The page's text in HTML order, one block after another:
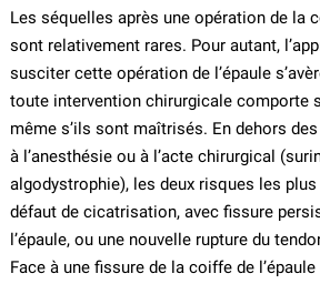
Les séquelles après une opération de la
sont relativement rares. Pour autant,
susciter cette opération de l’épaule
toute intervention chirurgicale comporte
même s’ils sont maîtrisés. En dehors des
à l’anesthésie ou à l’acte chirurgical
algodystrophie), les deux risques les
défaut de cicatrisation, avec fissure
l’épaule, ou une nouvelle rupture du
Face à une fissure de la coiffe de